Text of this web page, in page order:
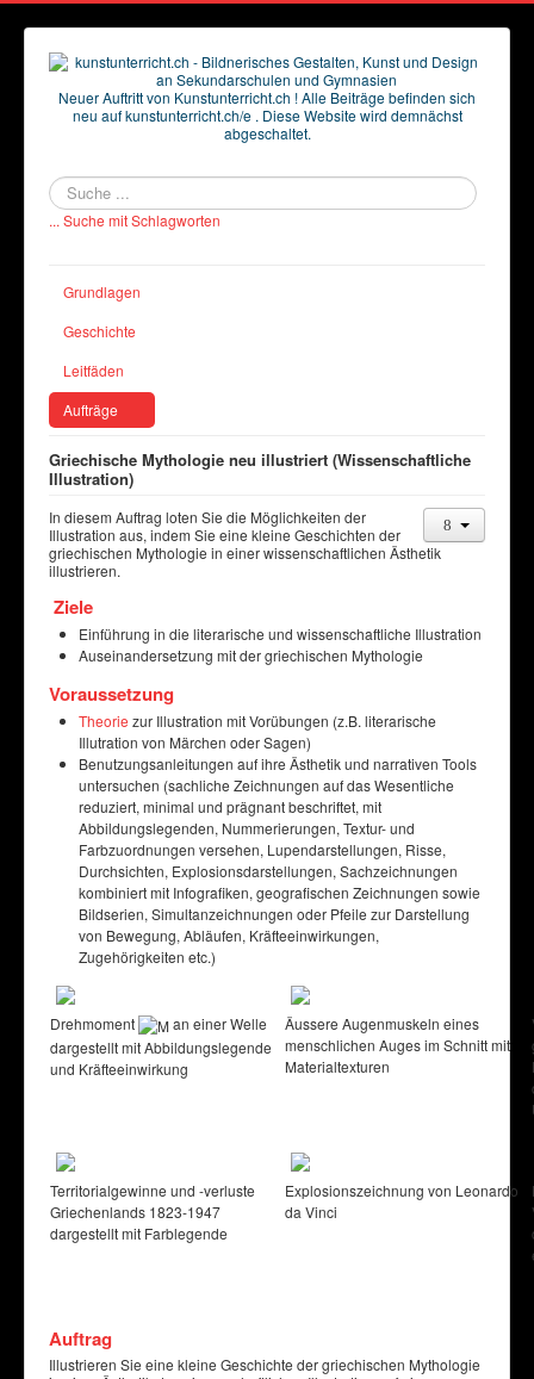
Neuer Auftritt von Kunstunterricht.ch ! Alle Beiträge befinden sich
neu auf kunstunterricht.ch/e . Diese Website wird demnächst
abgeschaltet.
Suchen
... Suche mit Schlagworten
Grundlagen
Geschichte
Leitfäden
Aufträge
Griechische Mythologie neu illustriert (Wissenschaftliche
Illustration)
In diesem Auftrag loten Sie die Möglichkeiten der
Illustration aus, indem Sie eine kleine Geschichten der
griechischen Mythologie in einer wissenschaftlichen Ästhetik
illustrieren.
Ziele
Einführung in die literarische und wissenschaftliche Illustration
Auseinandersetzung mit der griechischen Mythologie
Voraussetzung
Theorie zur Illustration mit Vorübungen (z.B. literarische
Illutration von Märchen oder Sagen)
Benutzungsanleitungen auf ihre Ästhetik und narrativen Tools
untersuchen (sachliche Zeichnungen auf das Wesentliche
reduziert, minimal und prägnant beschriftet, mit
Abbildungslegenden, Nummerierungen, Textur- und
Farbzuordnungen versehen, Lupendarstellungen, Risse,
Durchsichten, Explosionsdarstellungen, Sachzeichnungen
kombiniert mit Infografiken, geografischen Zeichnungen sowie
Bildserien, Simultanzeichnungen oder Pfeile zur Darstellung
von Bewegung, Abläufen, Kräfteeinwirkungen,
Zugehörigkeiten etc.)
Drehmoment
an einer Welle
dargestellt mit Abbildungslegende
und Kräfteeinwirkung
Äussere Augenmuskeln eines
menschlichen Auges im Schnitt mit
Materialtexturen
Territorialgewinne und -verluste
Griechenlands 1823-1947
dargestellt mit Farblegende
Explosionszeichnung von Leonardo
da Vinci
Auftrag
Illustrieren Sie eine kleine Geschichte der griechischen Mythologie